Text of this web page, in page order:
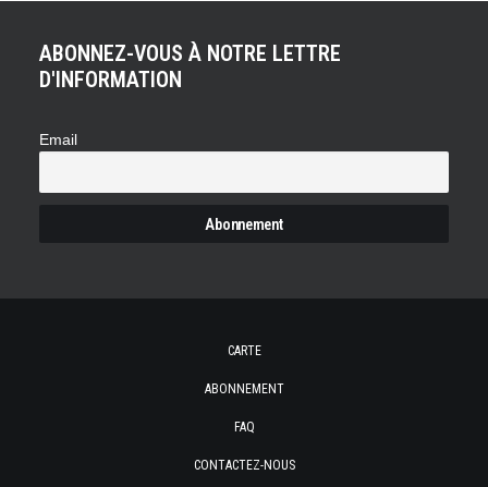
ABONNEZ-VOUS À NOTRE LETTRE
D'INFORMATION
Email
CARTE
ABONNEMENT
FAQ
CONTACTEZ-NOUS